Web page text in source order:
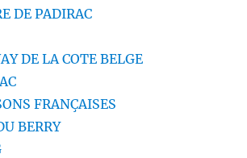
DE PADIRAC
DE LA COTE BELGE
FRANÇAISES
BERRY